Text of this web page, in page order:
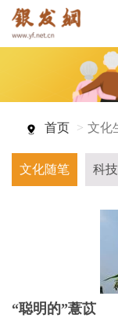
首页 文化
文化随笔 科
“聪明的”薏苡